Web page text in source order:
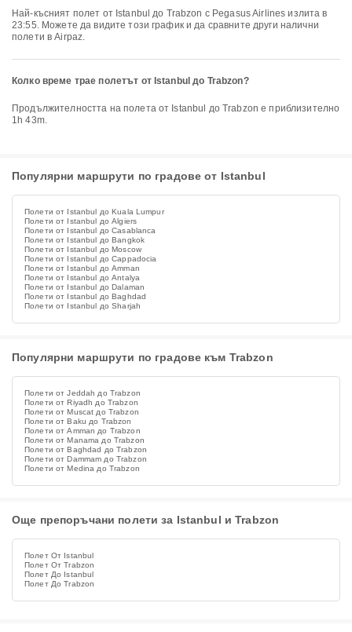
Най-късният полет от Istanbul до Trabzon с Pegasus Airlines излита в
23:55. Можете да видите този график и да сравните други налични
полети в Airpaz.
Колко време трае полетът от Istanbul до Trabzon?
Продължителността на полета от Istanbul до Trabzon е приблизително
1h 43m.
Популярни маршрути по градове от Istanbul
Полети от Istanbul до Kuala Lumpur
Полети от Istanbul до Algiers
Полети от Istanbul до Casablanca
Полети от Istanbul до Bangkok
Полети от Istanbul до Moscow
Полети от Istanbul до Cappadocia
Полети от Istanbul до Amman
Полети от Istanbul до Antalya
Полети от Istanbul до Dalaman
Полети от Istanbul до Baghdad
Полети от Istanbul до Sharjah
Популярни маршрути по градове към Trabzon
Полети от Jeddah до Trabzon
Полети от Riyadh до Trabzon
Полети от Muscat до Trabzon
Полети от Baku до Trabzon
Полети от Amman до Trabzon
Полети от Manama до Trabzon
Полети от Baghdad до Trabzon
Полети от Dammam до Trabzon
Полети от Medina до Trabzon
Още препоръчани полети за Istanbul и Trabzon
Полет От Istanbul
Полет От Trabzon
Полет До Istanbul
Полет До Trabzon